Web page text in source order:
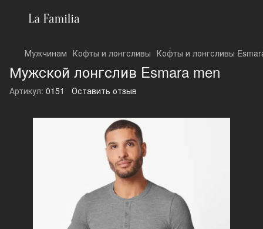
Мужчинам Кофты и лонгсливы Кофты и лонгсливы
Мужской лонгслив Esmara men
Артикул: 0151 Оставить отзыв